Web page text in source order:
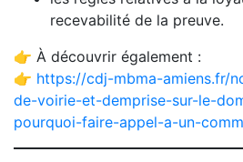
recevabilité de la preuve.
👉 À découvrir également :
👉 https://cdj-mbma-amiens.fr/
de-voirie-et-demprise-sur-le-
pourquoi-faire-appel-a-un-